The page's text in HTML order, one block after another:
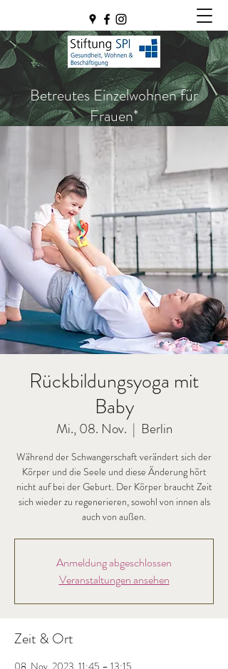
Betreutes Einzelwohnen für
Frauen*
Rückbildungsyoga mit
Baby
Mi., 08. Nov.
  |
Berlin
Während der Schwangerschaft verändert sich der
Körper und die Seele und diese Änderung hört
nicht auf bei der Geburt. Der Körper braucht Zeit
sich wieder zu regenerieren, sowohl von innen als
auch von außen.
Anmeldung abgeschlossen
Veranstaltungen ansehen
Zeit & Ort
08. Nov. 2023, 11:45 – 13:15